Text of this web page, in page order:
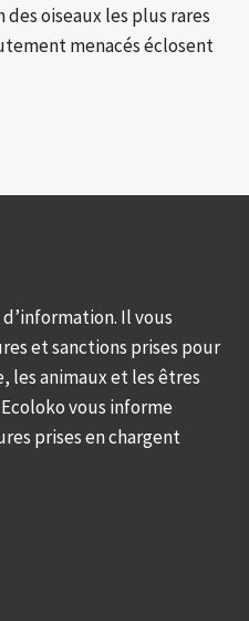
oiseaux les plus rares
menacés éclosent
Il vous
et sanctions prises pour
les animaux et les êtres
vous informe
prises en chargent